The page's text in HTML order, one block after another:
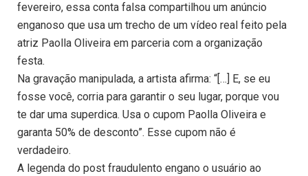
fevereiro, essa conta falsa compartilhou um anúncio
enganoso que usa um trecho de um vídeo real feito pela
atriz Paolla Oliveira em parceria com a organização
festa.
Na gravação manipulada, a artista afirma: “[…] E, se eu
fosse você, corria para garantir o seu lugar, porque vou
te dar uma superdica. Usa o cupom Paolla Oliveira e
garanta 50% de desconto”. Esse cupom não é
verdadeiro.
A legenda do post fraudulento engano o usuário ao